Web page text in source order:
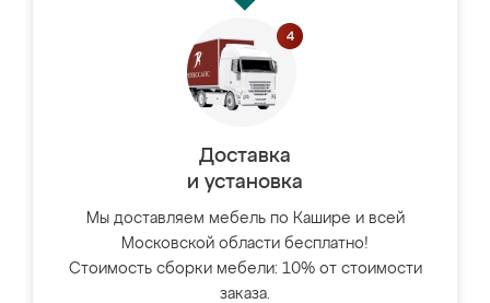
Доставка
и установка
Мы доставляем мебель по Кашире и всей
Московской области бесплатно!
Стоимость сборки мебели: 10% от стоимости
заказа.